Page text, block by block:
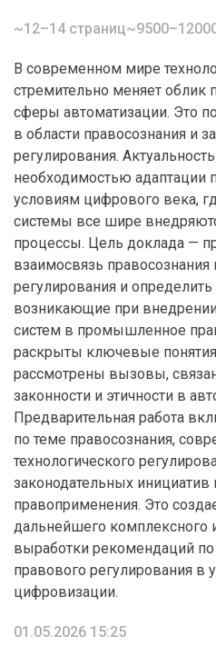
~12–14 страниц
В современном мире
стремительно меняет
сферы автоматизации. Это
в области правосознания и
регулирования.
необходимостью адаптации
условиям цифрового века,
системы все шире
процессы. Цель доклада —
взаимосвязь правосознания
регулирования и
возникающие при
систем в промышленное
раскрыты ключевые
рассмотрены вызовы,
законности и этичности в
Предварительная работа
по теме правосознания,
технологического
законодательных
правоприменения. Это
дальнейшего комплексного
выработки рекомендаций
правового регулирования в
цифровизации.
01.05.2026 15:25